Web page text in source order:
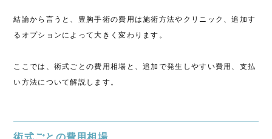
結論から言うと、豊胸手術の費用は施術方法やクリニック、追加す
るオプションによって大きく変わります。
ここでは、術式ごとの費用相場と、追加で発生しやすい費用、支払
い方法について解説します。